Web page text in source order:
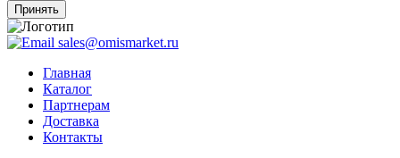
Принять
sales@omismarket.ru
Главная
Каталог
Партнерам
Доставка
Контакты